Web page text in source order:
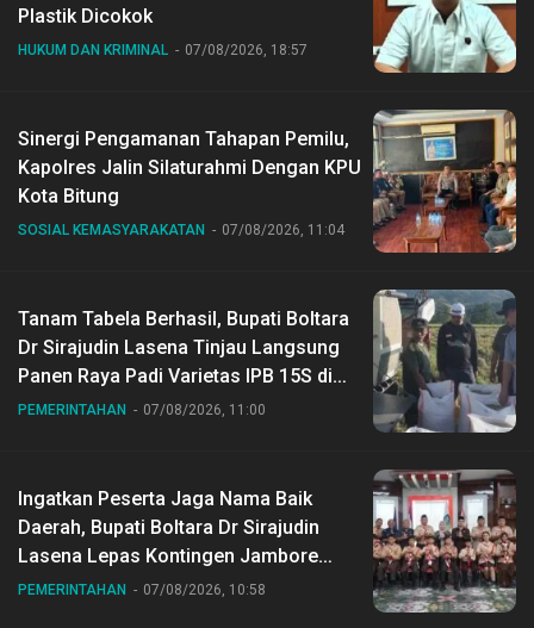
Plastik Dicokok
HUKUM DAN KRIMINAL 07/08/2026, 18:57
Sinergi Pengamanan Tahapan Pemilu,
Kapolres Jalin Silaturahmi Dengan KPU
Kota Bitung
SOSIAL KEMASYARAKATAN 07/08/2026, 11:04
Tanam Tabela Berhasil, Bupati Boltara
Dr Sirajudin Lasena Tinjau Langsung
Panen Raya Padi Varietas IPB 15S di
Desa Gihang
PEMERINTAHAN 07/08/2026, 11:00
Ingatkan Peserta Jaga Nama Baik
Daerah, Bupati Boltara Dr Sirajudin
Lasena Lepas Kontingen Jambore
Nasional ke XII di Buperta Cibubur
PEMERINTAHAN 07/08/2026, 10:58